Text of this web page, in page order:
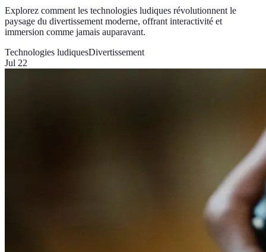
Explorez comment les technologies ludiques révolutionnent le
paysage du divertissement moderne, offrant interactivité et
immersion comme jamais auparavant.
Technologies ludiquesDivertissement
Jul 22